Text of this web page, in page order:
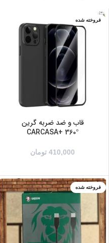
فروخته شده
IPHONE 13 PRO
IPHONE 13 PRO
قاب و ضد ضربه گرین
°CARCASA+ 360
410,000 تومان
فروخته شده